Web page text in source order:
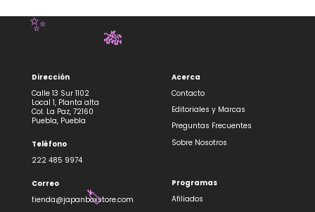
Dirección
Calle 13 Sur 1102
Local 1, Planta alta
Col. La Paz, 72160
Puebla, Puebla
Teléfono
222 485 9974
Correo
tienda@japanboxstore.com
Acerca
Contacto
Editoriales y Marcas
Preguntas Frecuentes
Sobre Nosotros
Programas
Afiliados